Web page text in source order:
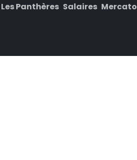
Les Panthères Salaires Mercato